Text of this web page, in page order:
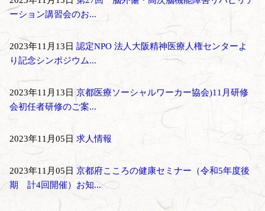
ーション講習会のお...
2023年11月13日 認定NPO 法人大阪精神医療人権センターよ
り記念シンポジウム...
2023年11月13日 京都医療ソーシャルワーカー協会)11月研修
会初任者研修のご案...
2023年11月05日 求人情報
2023年11月05日 京都府こころの健康セミナー（令和5年度後
期 計4回開催）お知...